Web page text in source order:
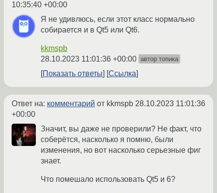
10:35:40 +00:00
Я не удивлюсь, если этот класс нормально
собирается и в Qt5 или Qt6.
kkmspb
28.10.2023 11:01:36 +00:00 автор топика
Показать ответы Ссылка
Ответ на: комментарий от kkmspb 28.10.2023 11:01:36
+00:00
Значит, вы даже не проверили? Не факт, что
соберётся, насколько я помню, были
изменения, но вот насколько серьезные фиг
знает.
Что помешало использовать Qt5 и 6?